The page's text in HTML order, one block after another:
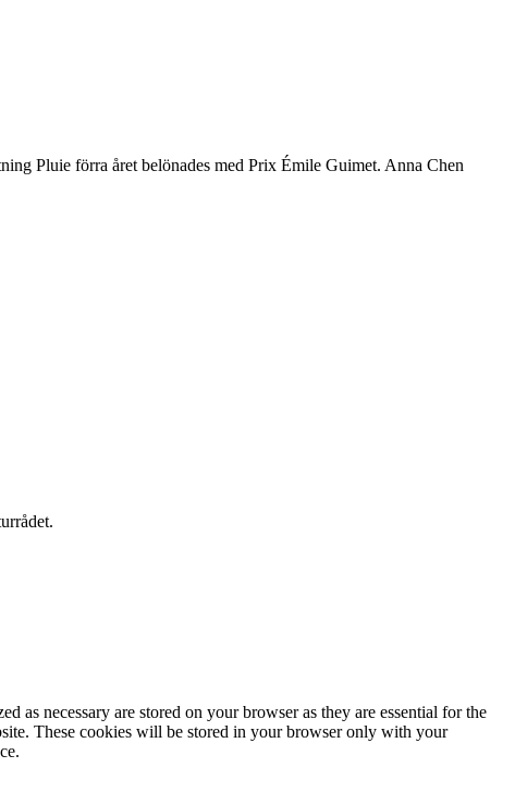
Pluie förra året belönades med Prix Émile Guimet. Anna Chen
as necessary are stored on your browser as they are essential for the
These cookies will be stored in your browser only with your